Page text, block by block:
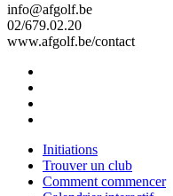
info@afgolf.be
02/679.02.20
www.afgolf.be/contact
Initiations
Trouver un club
Comment commencer